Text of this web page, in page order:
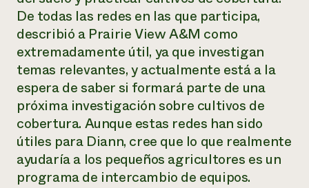
De todas las redes en las que participa,
describió a Prairie View A&M como
extremadamente útil, ya que investigan
temas relevantes, y actualmente está a la
espera de saber si formará parte de una
próxima investigación sobre cultivos de
cobertura. Aunque estas redes han sido
útiles para Diann, cree que lo que realmente
ayudaría a los pequeños agricultores es un
programa de intercambio de equipos.